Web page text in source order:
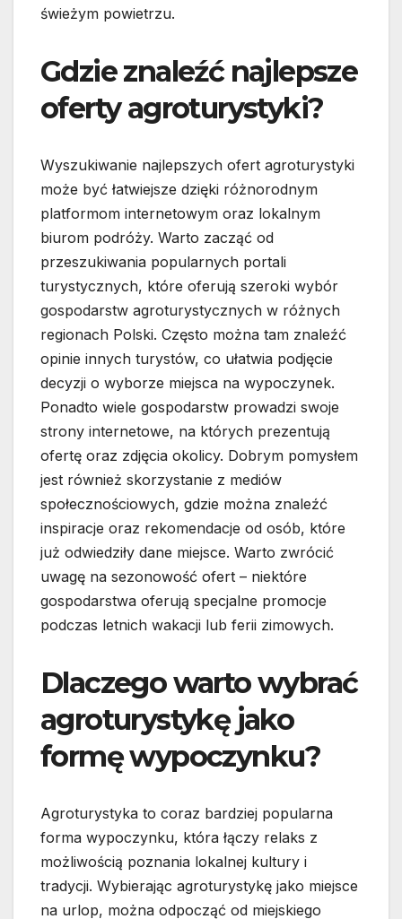
świeżym powietrzu.
Gdzie znaleźć najlepsze
oferty agroturystyki?
Wyszukiwanie najlepszych ofert agroturystyki
może być łatwiejsze dzięki różnorodnym
platformom internetowym oraz lokalnym
biurom podróży. Warto zacząć od
przeszukiwania popularnych portali
turystycznych, które oferują szeroki wybór
gospodarstw agroturystycznych w różnych
regionach Polski. Często można tam znaleźć
opinie innych turystów, co ułatwia podjęcie
decyzji o wyborze miejsca na wypoczynek.
Ponadto wiele gospodarstw prowadzi swoje
strony internetowe, na których prezentują
ofertę oraz zdjęcia okolicy. Dobrym pomysłem
jest również skorzystanie z mediów
społecznościowych, gdzie można znaleźć
inspiracje oraz rekomendacje od osób, które
już odwiedziły dane miejsce. Warto zwrócić
uwagę na sezonowość ofert – niektóre
gospodarstwa oferują specjalne promocje
podczas letnich wakacji lub ferii zimowych.
Dlaczego warto wybrać
agroturystykę jako
formę wypoczynku?
Agroturystyka to coraz bardziej popularna
forma wypoczynku, która łączy relaks z
możliwością poznania lokalnej kultury i
tradycji. Wybierając agroturystykę jako miejsce
na urlop, można odpocząć od miejskiego